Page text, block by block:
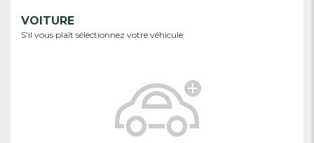
VOITURE
S'il vous plaît sélectionnez votre véhicule